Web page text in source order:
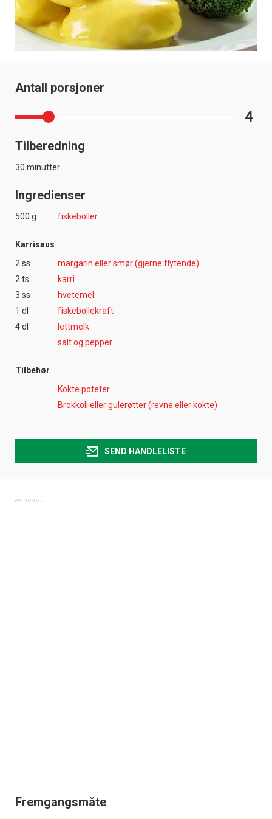
Antall porsjoner
4
Tilberedning
30 minutter
Ingredienser
500 g fiskeboller
Karrisaus
2 ss
margarin eller smør (gjerne flytende)
2 ts
karri
3 ss
hvetemel
1 dl
fiskebollekraft
4 dl
lettmelk
salt og pepper
Tilbehør
Kokte poteter
Brokkoli eller gulerøtter (revne eller kokte)
SEND HANDLELISTE
Fremgangsmåte